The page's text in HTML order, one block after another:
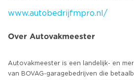
www.autobedrijfmpro.nl/
Over Autovakmeester
Autovakmeester is een landelijk- en
van BOVAG-garagebedrijven die